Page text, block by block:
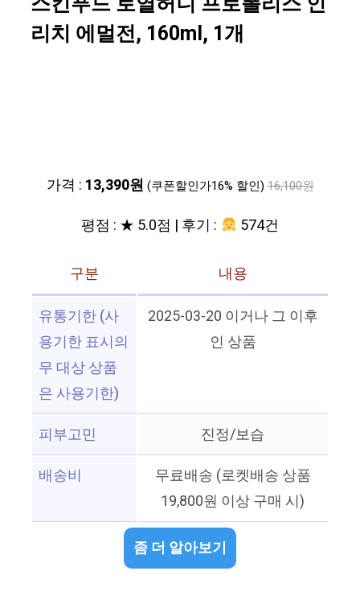
리치 에멀전, 160ml, 1개
가격 : 13,390원 (쿠폰할인가16% 할인) 16,100원
평점 : ★ 5.0점 | 후기 : 574건
구분
내용
유통기한 (사
용기한 표시의
무 대상 상품
은 사용기한)
2025-03-20 이거나 그 이후
인 상품
피부고민
진정/보습
배송비
무료배송 (로켓배송 상품
19,800원 이상 구매 시)
좀 더 알아보기